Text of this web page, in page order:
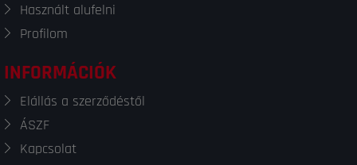
Használt alufelni
Profilom
INFORMÁCIÓK
Elállás a szerződéstől
ÁSZF
Kapcsolat